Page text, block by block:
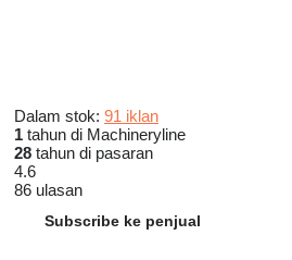
Dalam stok: 91 iklan
1 tahun di Machineryline
28 tahun di pasaran
4.6
86 ulasan
Subscribe ke penjual